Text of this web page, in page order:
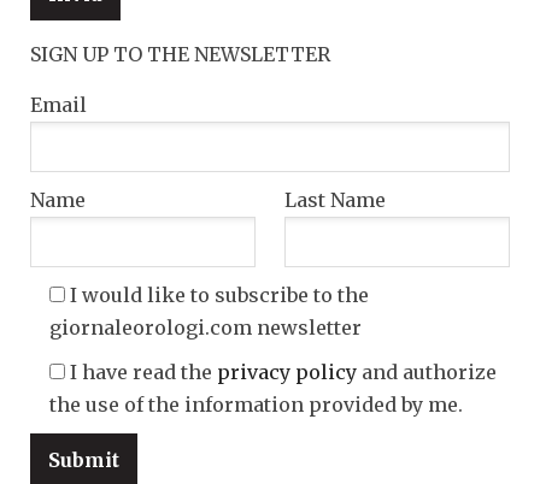
SIGN UP TO THE NEWSLETTER
Email
Name Last Name
I would like to subscribe to the
giornaleorologi.com newsletter
I have read the privacy policy and authorize
the use of the information provided by me.